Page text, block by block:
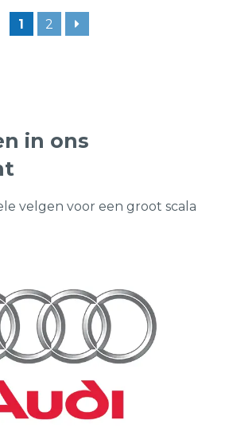
1 2
in ons
velgen voor een groot scala